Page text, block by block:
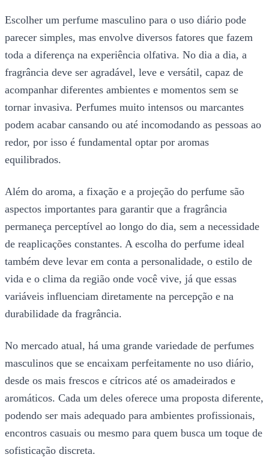
Escolher um perfume masculino para o uso diário pode
parecer simples, mas envolve diversos fatores que fazem
toda a diferença na experiência olfativa. No dia a dia, a
fragrância deve ser agradável, leve e versátil, capaz de
acompanhar diferentes ambientes e momentos sem se
tornar invasiva. Perfumes muito intensos ou marcantes
podem acabar cansando ou até incomodando as pessoas ao
redor, por isso é fundamental optar por aromas
equilibrados.
Além do aroma, a fixação e a projeção do perfume são
aspectos importantes para garantir que a fragrância
permaneça perceptível ao longo do dia, sem a necessidade
de reaplicações constantes. A escolha do perfume ideal
também deve levar em conta a personalidade, o estilo de
vida e o clima da região onde você vive, já que essas
variáveis influenciam diretamente na percepção e na
durabilidade da fragrância.
No mercado atual, há uma grande variedade de perfumes
masculinos que se encaixam perfeitamente no uso diário,
desde os mais frescos e cítricos até os amadeirados e
aromáticos. Cada um deles oferece uma proposta diferente,
podendo ser mais adequado para ambientes profissionais,
encontros casuais ou mesmo para quem busca um toque de
sofisticação discreta.